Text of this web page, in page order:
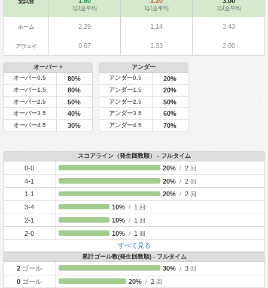
1試合平均 1試合平均 1試合平均
ホーム 2.29 1.14 3.43
アウェイ 0.67 1.33 2.00
オーバー +
オーバー0.5
80%
オーバー1.5 80%
オーバー2.5 50%
オーバー3.5 40%
オーバー4.5 30%
アンダー
アンダー0.5
20%
アンダー1.5 20%
アンダー2.5 50%
アンダー3.5 60%
アンダー4.5 70%
スコアライン（発生回数順） - フルタイム
0-0 20% /2 回
4-1 20% /2 回
1-1 20% /2 回
3-4 10% /1 回
2-1 10% /1 回
2-0 10% /1 回
すべて見る
累計ゴール数(発生回数順) - フルタイム
2 ゴール 30% /3 回
0 ゴール 20% / 2 回